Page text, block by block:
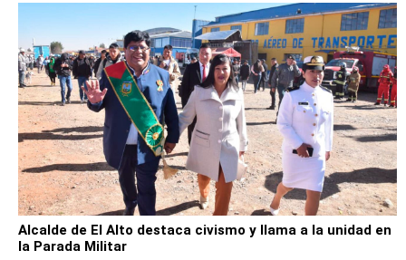
Alcalde de El Alto destaca civismo y llama a la unidad en
la Parada Militar